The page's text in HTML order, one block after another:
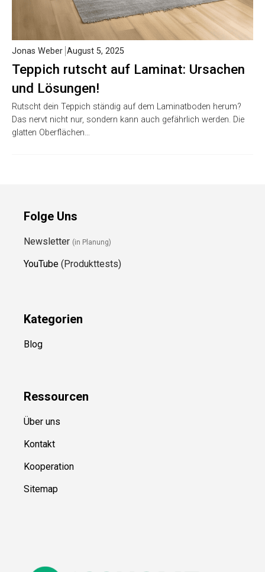
Teppich rutscht auf Laminat: Ursachen
und Lösungen!
Jonas Weber August 5, 2025
Rutscht dein Teppich ständig auf dem Laminatboden herum?
Das nervt nicht nur, sondern kann auch gefährlich werden. Die
glatten Oberflächen…
Folge Uns
Newsletter (in Planung)
YouTube (Produkttests)
Kategorien
Blog
Ressourcen
Über uns
Kontakt
Kooperation
Sitemap